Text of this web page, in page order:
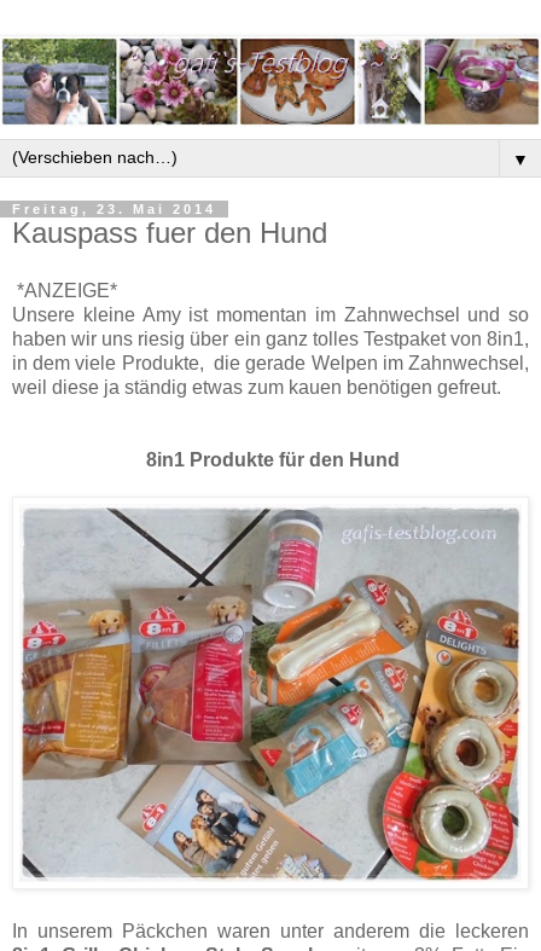
▼
Freitag, 23. Mai 2014
Kauspass fuer den Hund
*ANZEIGE*
Unsere kleine Amy ist momentan im Zahnwechsel und so
haben wir uns riesig über ein ganz tolles Testpaket von 8in1,
in dem viele Produkte, die gerade Welpen im Zahnwechsel,
weil diese ja ständig etwas zum kauen benötigen gefreut.
8in1 Produkte für den Hund
In unserem Päckchen waren unter anderem die leckeren